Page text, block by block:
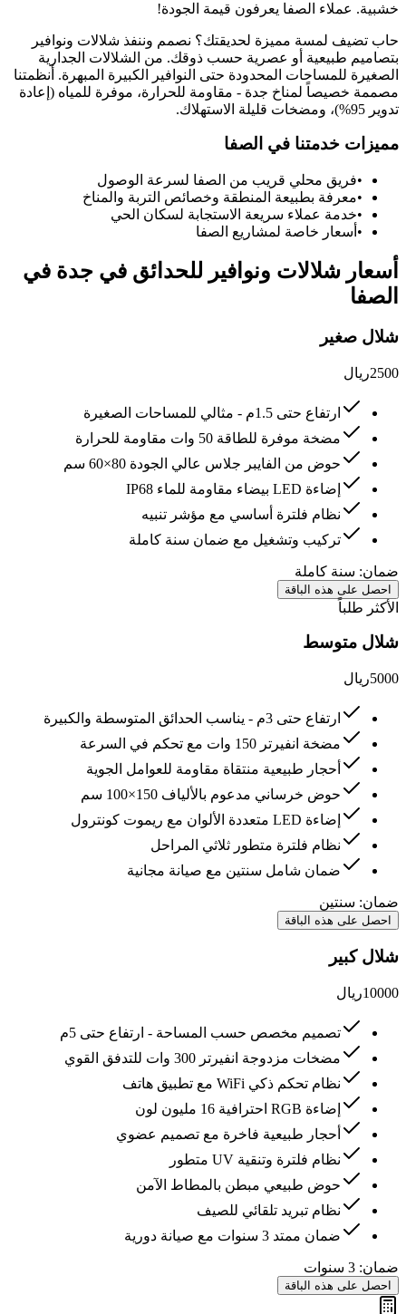
خشبية. عملاء الصفا يعرفون قيمة الجودة!
حاب تضيف لمسة مميزة لحديقتك؟ نصمم وننفذ شلالات ونوافير
بتصاميم طبيعية أو عصرية حسب ذوقك. من الشلالات الجدارية
الصغيرة للمساحات المحدودة حتى النوافير الكبيرة المبهرة. أنظمتنا
مصممة خصيصاً لمناخ جدة - مقاومة للحرارة، موفرة للمياه (إعادة
تدوير 95%)، ومضخات قليلة الاستهلاك.
مميزات خدمتنا في الصفا
•فريق محلي قريب من الصفا لسرعة الوصول
•معرفة بطبيعة المنطقة وخصائص التربة والمناخ
•خدمة عملاء سريعة الاستجابة لسكان الحي
• أسعار خاصة لمشاريع الصفا
أسعار شلالات ونوافير للحدائق في جدة في
الصفا
شلال صغير
2500ريال
ارتفاع حتى 1.5م - مثالي للمساحات الصغيرة
مضخة موفرة للطاقة 50 وات مقاومة للحرارة
حوض من الفايبر جلاس عالي الجودة 80×60 سم
إضاءة LED بيضاء مقاومة للماء IP68
نظام فلترة أساسي مع مؤشر تنبيه
تركيب وتشغيل مع ضمان سنة كاملة
ضمان: سنة كاملة
احصل على هذه الباقة
الأكثر طلباً
شلال متوسط
5000ريال
ارتفاع حتى 3م - يناسب الحدائق المتوسطة والكبيرة
مضخة انفيرتر 150 وات مع تحكم في السرعة
أحجار طبيعية منتقاة مقاومة للعوامل الجوية
حوض خرساني مدعوم بالألياف 150×100 سم
إضاءة LED متعددة الألوان مع ريموت كونترول
نظام فلترة متطور ثلاثي المراحل
ضمان شامل سنتين مع صيانة مجانية
ضمان: سنتين
احصل على هذه الباقة
شلال كبير
10000ريال
تصميم مخصص حسب المساحة - ارتفاع حتى 5م
مضخات مزدوجة انفيرتر 300 وات للتدفق القوي
نظام تحكم ذكي WiFi مع تطبيق هاتف
إضاءة RGB احترافية 16 مليون لون
أحجار طبيعية فاخرة مع تصميم عضوي
نظام فلترة وتنقية UV متطور
حوض طبيعي مبطن بالمطاط الآمن
نظام تبريد تلقائي للصيف
ضمان ممتد 3 سنوات مع صيانة دورية
ضمان: 3 سنوات
احصل على هذه الباقة